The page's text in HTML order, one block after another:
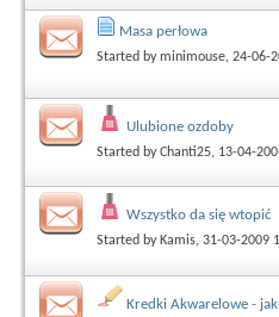
Masa perłowa
Started byminimouse, 24-06-
Ulubione ozdoby
Started byChanti25, 13-04-
Wszystko da się wtopić
Started byKamis, 31-03-2009
Kredki Akwarelowe -